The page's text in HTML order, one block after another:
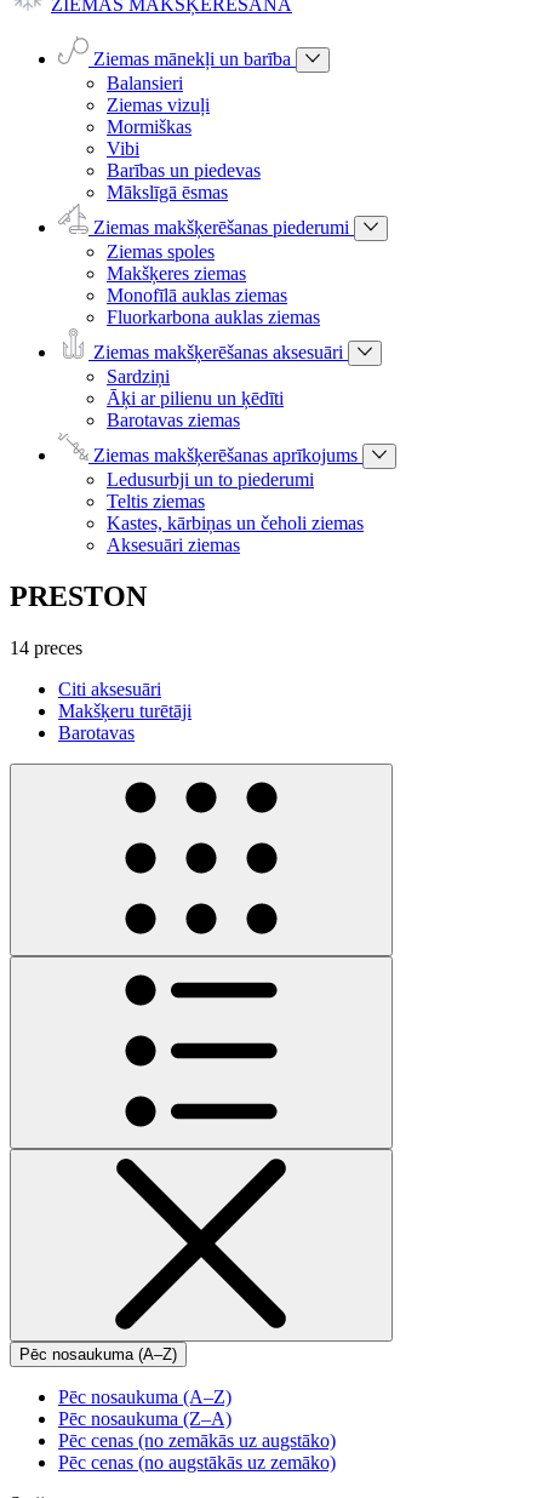
ZIEMAS MAKŠĶERĒŠANA
Ziemas mānekļi un barība
Balansieri
Ziemas vizuļi
Mormiškas
Vibi
Barības un piedevas
Mākslīgā ēsmas
Ziemas makšķerēšanas piederumi
Ziemas spoles
Makšķeres ziemas
Monofīlā auklas ziemas
Fluorkarbona auklas ziemas
Ziemas makšķerēšanas aksesuāri
Sardziņi
Āķi ar pilienu un ķēdīti
Barotavas ziemas
Ziemas makšķerēšanas aprīkojums
Ledusurbji un to piederumi
Teltis ziemas
Kastes, kārbiņas un čeholi ziemas
Aksesuāri ziemas
PRESTON
14 preces
Citi aksesuāri
Makšķeru turētāji
Barotavas
Pēc nosaukuma (A–Z)
Pēc nosaukuma (A–Z)
Pēc nosaukuma (Z–A)
Pēc cenas (no zemākās uz augstāko)
Pēc cenas (no augstākās uz zemāko)